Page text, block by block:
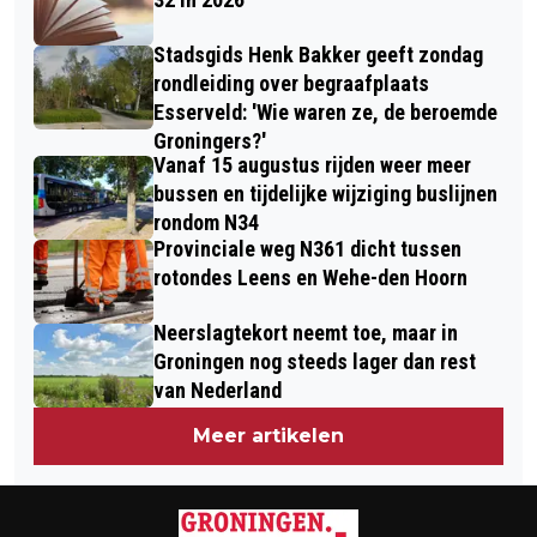
GRONINGEN TIJDENS HEMELVAART
Stadsgids Henk Bakker geeft zondag
rondleiding over begraafplaats
Esserveld: 'Wie waren ze, de beroemde
Groningers?'
Vanaf 15 augustus rijden weer meer
bussen en tijdelijke wijziging buslijnen
rondom N34
Provinciale weg N361 dicht tussen
rotondes Leens en Wehe-den Hoorn
Neerslagtekort neemt toe, maar in
Groningen nog steeds lager dan rest
van Nederland
Meer artikelen